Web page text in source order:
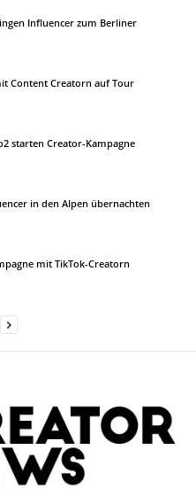
Influencer zum Berliner
Content Creatorn auf Tour
starten Creator-Kampagne
in den Alpen übernachten
mit TikTok-Creatorn